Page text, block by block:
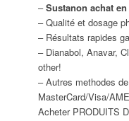
–Sustanon achat
– Qualité et dosage
– Résultats rapides
– Dianabol, Anavar,
other!
– Autres methodes
MasterCard/Visa/
Acheter PRODUITS